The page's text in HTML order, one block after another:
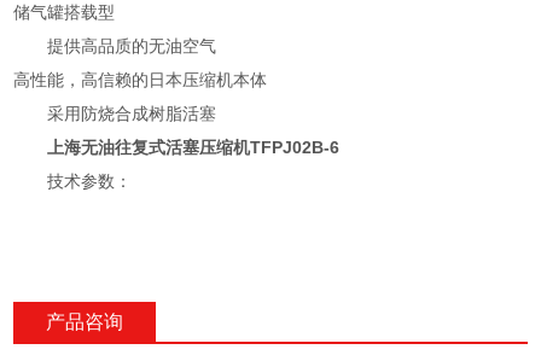
储气罐搭载型
提供高品质的无油空气
高性能，高信赖的日本压缩机本体
采用防烧合成树脂活塞
上海无油往复式活塞压缩机TFPJ02B-6
技术参数：
产品咨询